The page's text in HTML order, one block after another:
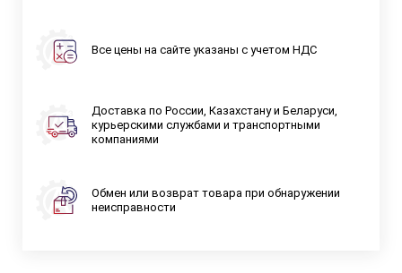
Все цены на сайте указаны с учетом НДС
Доставка по России, Казахстану и Беларуси,
курьерскими службами и транспортными
компаниями
Обмен или возврат товара при обнаружении
неисправности